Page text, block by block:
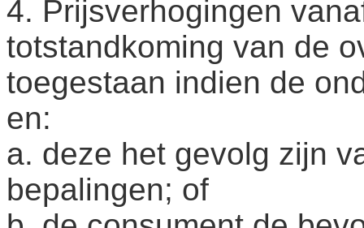
4. Prijsverhogingen
totstandkoming van de
toegestaan indien de
en:
a. deze het gevolg zijn
bepalingen; of